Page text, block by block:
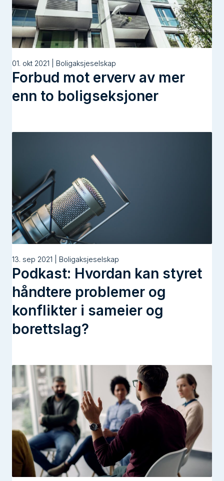
01. okt 2021 | Boligaksjeselskap
Forbud mot erverv av mer
enn to boligseksjoner
13. sep 2021 | Boligaksjeselskap
Podkast: Hvordan kan styret
håndtere problemer og
konflikter i sameier og
borettslag?